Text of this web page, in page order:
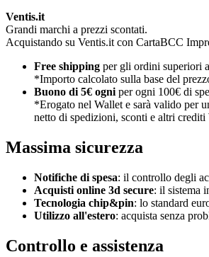
Ventis.it
Grandi marchi a prezzi scontati.
Acquistando su Ventis.it con CartaBCC
Free shipping per gli ordini superiori
*Importo calcolato sulla base del
Buono di 5€ ogniper ogni 100€ di
*Erogato nel Wallet e sarà valido per
netto di spedizioni, sconti e altri
Massima sicurezza
Notifiche di spesa: il controllo degli
Acquisti online 3d secure: il sistema
Tecnologia chip&pin: lo standard
Utilizzo all'estero: acquista senza
Controllo e assistenza